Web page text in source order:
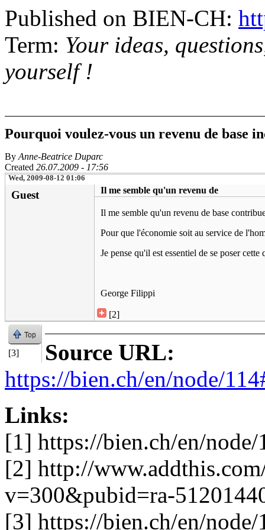
Published on BIEN-CH:
Term: Your ideas,
yourself !
Pourquoi voulez-vous un revenu de base
By Anne-Beatrice Duparc
Created 26.07.2009 - 17:56
Wed, 2009-08-12 01:06
Guest Il me semble qu'un revenu de
Il me semble qu'un revenu de base
Pour que l'économie soit au service de
Je pense qu'il est essentiel de se poser
George Filippi
[2]
Top
[3]
Source URL:
https://bien.ch/en/node/
Links:
[1] https://bien.ch/en/
[2] http://
v=300&pubid=ra-
[3] https://bien.ch/en/